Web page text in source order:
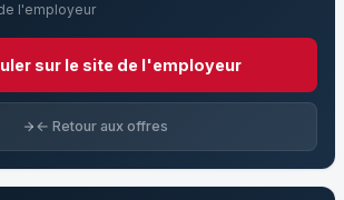
l'employeur
sur le site de l'employeur
← Retour aux offres